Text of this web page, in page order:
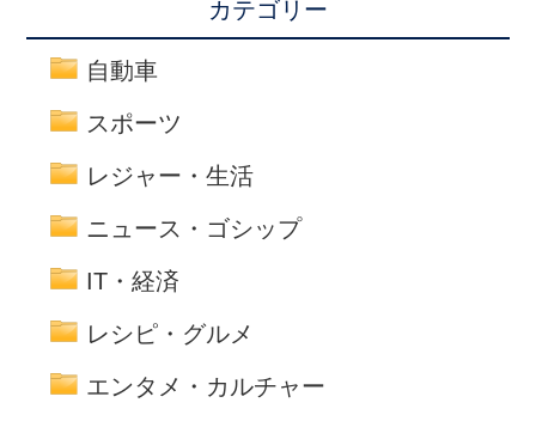
カテゴリー
自動車
スポーツ
レジャー・生活
ニュース・ゴシップ
IT・経済
レシピ・グルメ
エンタメ・カルチャー